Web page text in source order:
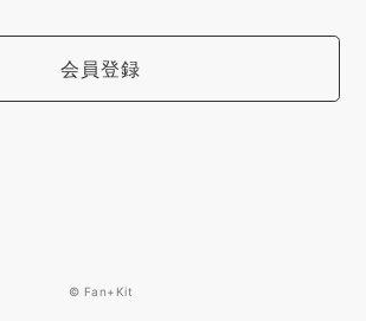
会員登録
© Fan+Kit